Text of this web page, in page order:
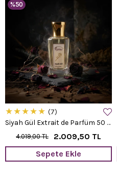
Siyah Gül Extrait de Parfüm 50 ml.
★★★★★ 7
2.009,50 TL
4.019,00 TL
Sepete Ekle
%50